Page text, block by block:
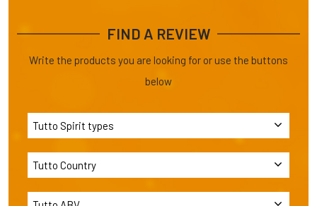
FIND A REVIEW
Write the products you are looking for or use the buttons
below